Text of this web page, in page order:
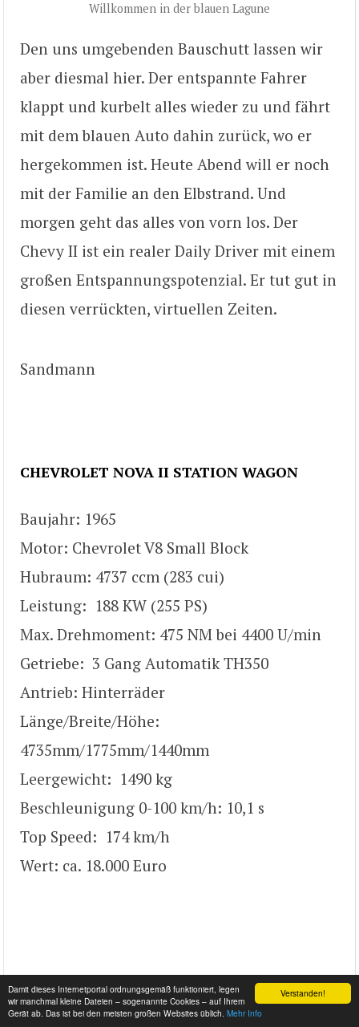
Verstanden!
Damit dieses Internetportal ordnungsgemäß funktioniert, legen
wir manchmal kleine Dateien – sogenannte Cookies – auf Ihrem
Gerät ab. Das ist bei den meisten großen Websites üblich. Mehr Info
Willkommen in der blauen Lagune
Den uns umgebenden Bauschutt lassen wir
aber diesmal hier. Der entspannte Fahrer
klappt und kurbelt alles wieder zu und fährt
mit dem blauen Auto dahin zurück, wo er
hergekommen ist. Heute Abend will er noch
mit der Familie an den Elbstrand. Und
morgen geht das alles von vorn los. Der
Chevy II ist ein realer Daily Driver mit einem
großen Entspannungspotenzial. Er tut gut in
diesen verrückten, virtuellen Zeiten.
Sandmann
CHEVROLET NOVA II STATION WAGON
Baujahr: 1965
Motor: Chevrolet V8 Small Block
Hubraum: 4737 ccm (283 cui)
Leistung: 188 KW (255 PS)
Max. Drehmoment: 475 NM bei 4400 U/min
Getriebe: 3 Gang Automatik TH350
Antrieb: Hinterräder
Länge/Breite/Höhe:
4735mm/1775mm/1440mm
Leergewicht: 1490 kg
Beschleunigung 0-100 km/h: 10,1 s
Top Speed: 174 km/h
Wert: ca. 18.000 Euro